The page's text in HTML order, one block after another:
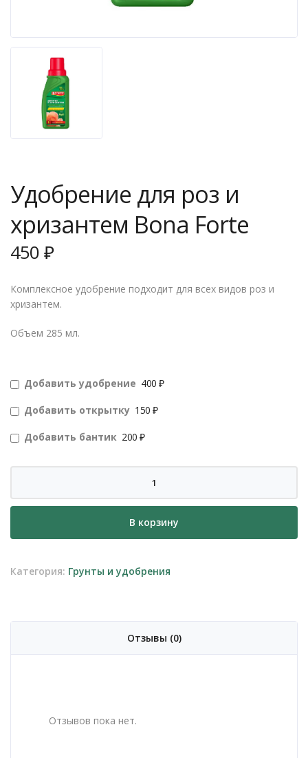
Удобрение для роз и
хризантем Bona Forte
450₽
Комплексное удобрение подходит для всех видов роз и
хризантем.
Объем 285 мл.
Добавить удобрение 400 ₽
Добавить открытку 150 ₽
Добавить бантик 200 ₽
Удобрение
роз
хризантем
В корзину
Категория: Грунты и удобрения
Отзывы (0)
Отзывов пока нет.